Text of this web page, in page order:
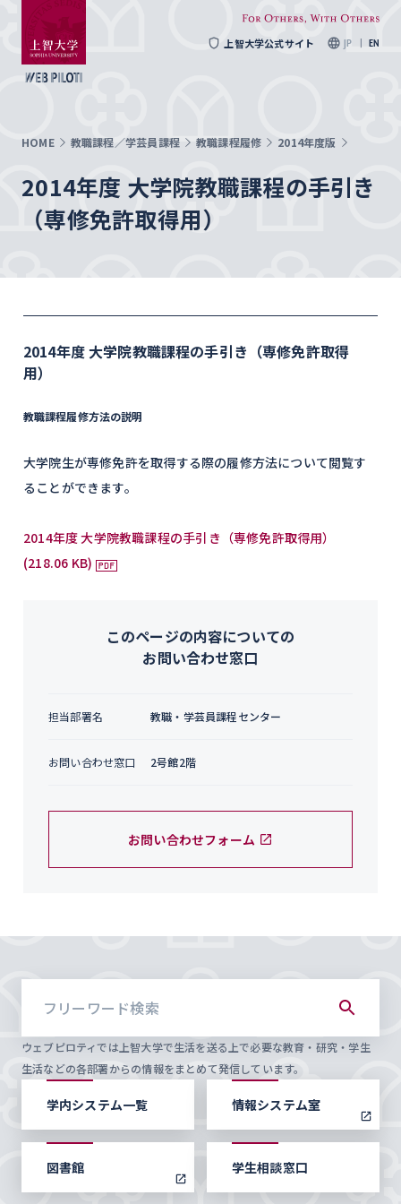
上智大学公式サイト JP EN
HOME 教職課程／学芸員課程 教職課程履修 2014年度版
2014年度 大学院教職課程の手引き
（専修免許取得用）
2014年度 大学院教職課程の手引き（専修免許取得
用）
教職課程履修方法の説明
大学院生が専修免許を取得する際の履修方法について閲覧す
ることができます。
2014年度 大学院教職課程の手引き（専修免許取得用）
(218.06 KB)
このページの内容についての
お問い合わせ窓口
担当部署名 教職・学芸員課程センター
お問い合わせ窓口 2号館2階
お問い合わせフォーム
ウェブピロティでは上智大学で生活を送る上で必要な教育・研究・学生
生活などの各部署からの情報をまとめて発信しています。
学内システム一覧 情報システム室
図書館 学生相談窓口